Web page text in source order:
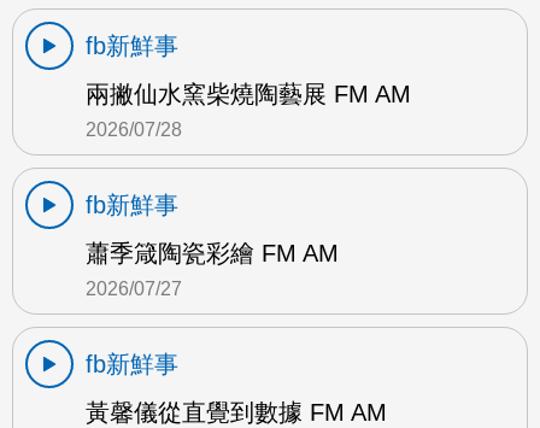
fb新鮮事
兩撇仙水窯柴燒陶藝展 FM AM
2026/07/28
fb新鮮事
蕭季箴陶瓷彩繪 FM AM
2026/07/27
fb新鮮事
黃馨儀從直覺到數據 FM AM